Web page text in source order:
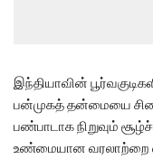
இந்தியாவின்
பன்முகத் தன்மையை
பண்பாடாக நிறுவும்
உண்மையான வரலாற்றை